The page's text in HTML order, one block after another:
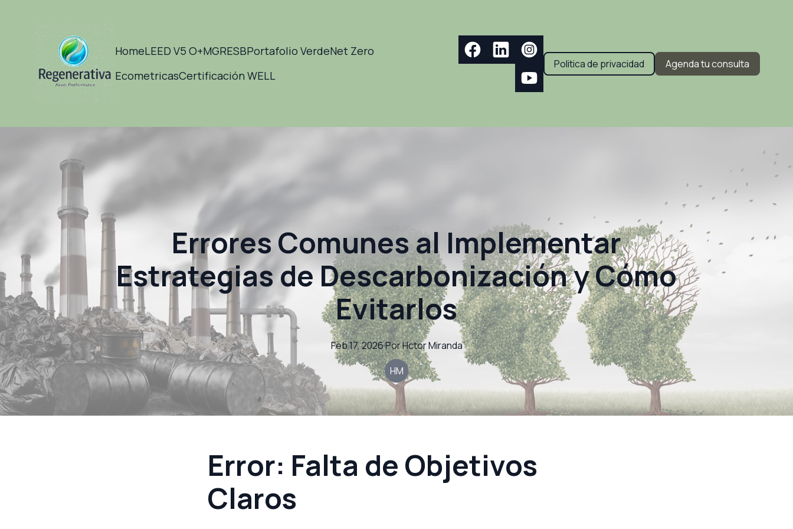
HomeLEED V5 O+MGRESBPortafolio VerdeNet Zero
EcometricasCertificación WELL
Politica de privacidad Agenda tu consulta
Errores Comunes al Implementar
Estrategias de Descarbonización y Cómo
Evitarlos
Feb 17, 2026·PorHctorMiranda
HM
Error: Falta de Objetivos
Claros